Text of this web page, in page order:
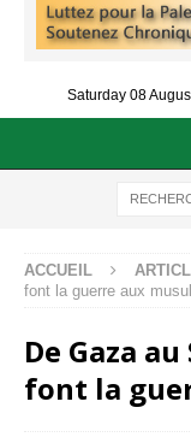
Saturday 08
ACCUEIL
font la guerre aux
De Gaza
font la